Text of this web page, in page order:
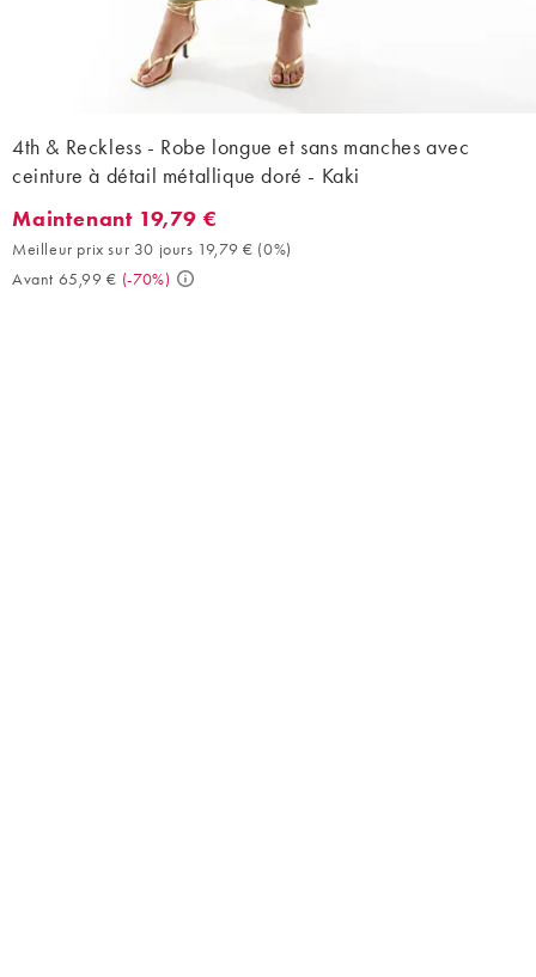
4th & Reckless - Robe longue et sans manches avec
ceinture à détail métallique doré - Kaki
Maintenant 19,79 €. Meilleur prix sur 30 jours 19,79 € (0%).
Maintenant 19,79 €
Meilleur prix sur 30 jours 19,79 € (0%)
Avant 65,99 € (-70%)